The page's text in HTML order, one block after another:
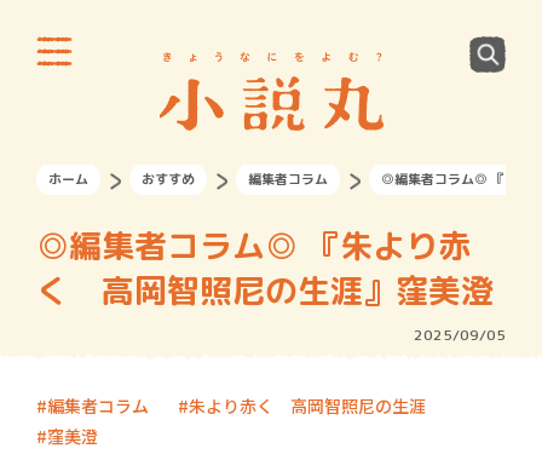
ホーム おすすめ 編集者コラム ◎編集者コラム◎ 『朱よ
◎編集者コラム◎ 『朱より赤
く 高岡智照尼の生涯』窪美澄
2025/09/05
編集者コラム
朱より赤く 高岡智照尼の生涯
窪美澄